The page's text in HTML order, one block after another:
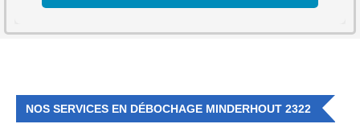
NOS SERVICES EN DÉBOCHAGE MINDERHOUT 2322